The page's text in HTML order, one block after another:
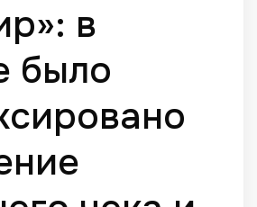
в
было